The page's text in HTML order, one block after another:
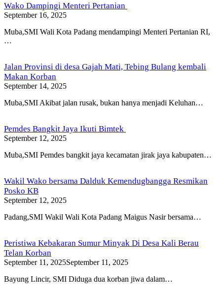
Wako Dampingi Menteri Pertanian
September 16, 2025
Muba,SMI Wali Kota Padang mendampingi Menteri Pertanian RI,
…
Jalan Provinsi di desa Gajah Mati, Tebing Bulang kembali
Makan Korban
September 14, 2025
Muba,SMI Akibat jalan rusak, bukan hanya menjadi Keluhan…
Pemdes Bangkit Jaya Ikuti Bimtek
September 12, 2025
Muba,SMI Pemdes bangkit jaya kecamatan jirak jaya kabupaten…
Wakil Wako bersama Dalduk Kemendugbangga Resmikan
Posko KB
September 12, 2025
Padang,SMI Wakil Wali Kota Padang Maigus Nasir bersama…
Peristiwa Kebakaran Sumur Minyak Di Desa Kali Berau
Telan Korban
September 11, 2025September 11, 2025
Bayung Lincir, SMI Diduga dua korban jiwa dalam…